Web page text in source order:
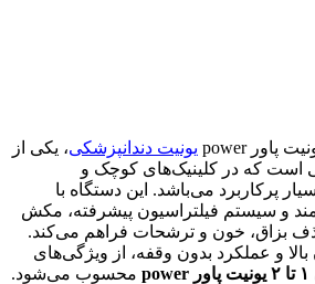
یونیت دندانپزشکی، یکی از
است که در کلینیک‌های کوچک و
پرکاربرد می‌باشد. این دستگاه با
و سیستم فیلتراسیون پیشرفته، مکش
بزاق، خون و ترشحات فراهم می‌کند.
و عملکرد بدون وقفه، از ویژگی‌های
محسوب می‌شود.